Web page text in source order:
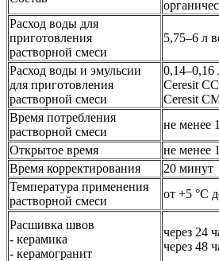
Расход воды для
приготовления
растворной смеси
5,75–6 л
Расход воды и эмульсии
для приготовления
растворной смеси
0,14–0,16
Ceresit
Ceresit
Время потребления
растворной смеси
не менее
Открытое время
не менее
Время корректирования
20 минут
Температура применения
растворной смеси
от +5 °C
Расшивка швов
- керамика
- керамогранит
через 24
через 48